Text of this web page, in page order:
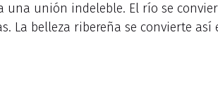
una unión indeleble. El río se
La belleza ribereña se convierte